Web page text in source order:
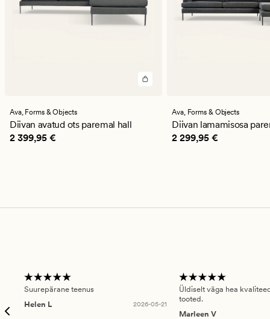
Ava, Forms & Objects
Diivan avatud ots paremal hall
Pris_ee 2 399,95 €
2 399,95 €
Ava, Forms & Objects
Diivan lamamisosa
Pris_ee 2 299,95 €
2 299,95 €
Suurepärane teenus
Helen L
2026-05-21
Üldiselt väga hea
tooted.
Marleen V